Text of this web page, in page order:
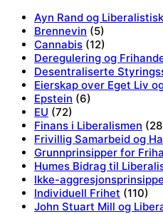
Ayn Rand og
Brennevin (5)
Cannabis (12)
Deregulering og
Desentraliserte
Eierskap over Eget Liv
Epstein (6)
EU (72)
Finans i Liberalismen
Frivillig Samarbeid og
Grunnprinsipper for
Humes Bidrag til
Ikke-
Individuell Frihet (110)
John Stuart Mill og